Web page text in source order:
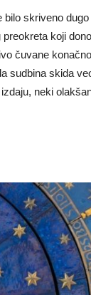
bilo skriveno
koji
čuvane
sudbina skida
neki